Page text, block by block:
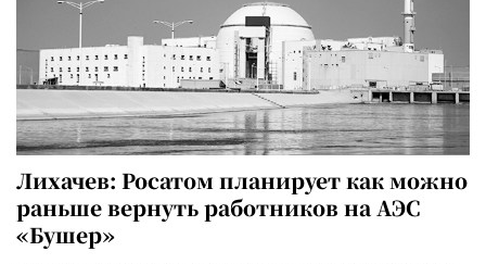
Лихачев: Росатом планирует как можно
раньше вернуть работников на АЭС
«Бушер»